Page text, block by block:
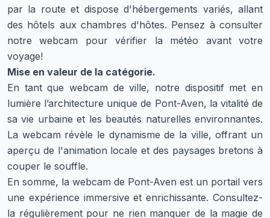
par la route et dispose d'hébergements variés, allant
des hôtels aux chambres d'hôtes. Pensez à consulter
notre webcam pour vérifier la météo avant votre
voyage!
Mise en valeur de la catégorie.
En tant que webcam de ville, notre dispositif met en
lumière l’architecture unique de Pont-Aven, la vitalité de
sa vie urbaine et les beautés naturelles environnantes.
La webcam révèle le dynamisme de la ville, offrant un
aperçu de l'animation locale et des paysages bretons à
couper le souffle.
En somme, la webcam de Pont-Aven est un portail vers
une expérience immersive et enrichissante. Consultez-
la régulièrement pour ne rien manquer de la magie de